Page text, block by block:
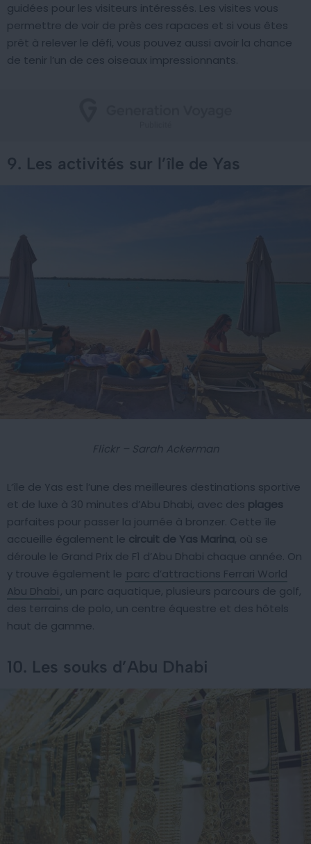
guidées pour les visiteurs intéressés. Les visites vous
permettre de voir de près ces rapaces et si vous êtes
prêt à relever le défi, vous pouvez aussi avoir la chance
de tenir l’un de ces oiseaux impressionnants.
9. Les activités sur l’île de Yas
Flickr – Sarah Ackerman
L’île de Yas est l’une des meilleures destinations sportive
et de luxe à 30 minutes d’Abu Dhabi, avec des plages
parfaites pour passer la journée à bronzer. Cette île
accueille également le circuit de Yas Marina, où se
déroule le Grand Prix de F1 d’Abu Dhabi chaque année. On
y trouve également le parc d’attractions Ferrari World
Abu Dhabi, un parc aquatique, plusieurs parcours de golf,
des terrains de polo, un centre équestre et des hôtels
haut de gamme.
10. Les souks d’Abu Dhabi